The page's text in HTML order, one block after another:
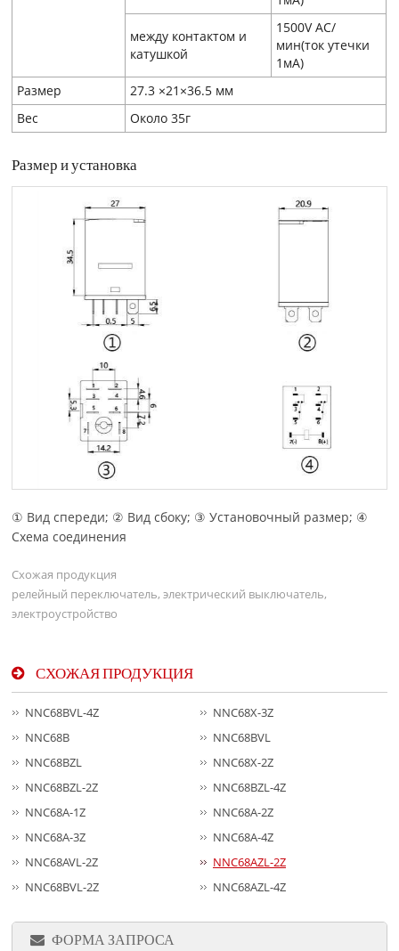
между контактом и
катушкой
1500V AC/
мин(ток утечки
1мA)
Размер
27.3 ×21×36.5 мм
Вес
Около 35г
Размер и установка
① Вид спереди; ② Вид сбоку; ③ Установочный размер; ④
Схема соединения
Схожая продукция
релейный переключатель, электрический выключатель,
электроустройство
СХОЖАЯ ПРОДУКЦИЯ
NNC68BVL-4Z
NNC68X-3Z
NNC68B
NNC68BVL
NNC68BZL
NNC68X-2Z
NNC68BZL-2Z
NNC68BZL-4Z
NNC68A-1Z
NNC68A-2Z
NNC68A-3Z
NNC68A-4Z
NNC68AVL-2Z
NNC68AZL-2Z
NNC68BVL-2Z
NNC68AZL-4Z
ФОРМА ЗАПРОСА